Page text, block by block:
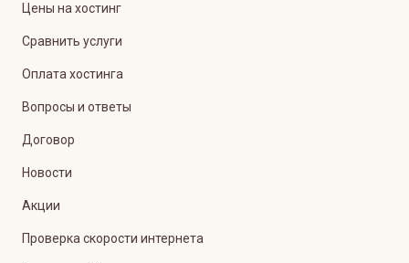
Цены на хостинг
Сравнить услуги
Оплата хостинга
Вопросы и ответы
Договор
Новости
Акции
Проверка скорости интернета